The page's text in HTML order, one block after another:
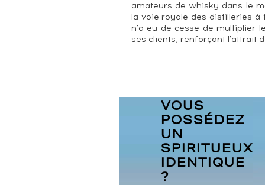
amateurs de whisky dans le
la voie royale des distilleries
n'a eu de cesse de multiplier
ses clients, renforçant l'attrait
VOUS
POSSÉDEZ
UN
SPIRITUEUX
IDENTIQUE
?